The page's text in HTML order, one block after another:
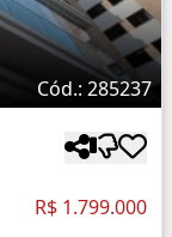
Cód.: 285237
R$ 1.799.000